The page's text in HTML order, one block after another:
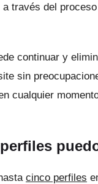
través del
continuar y
sin
cualquier
cinco perfiles